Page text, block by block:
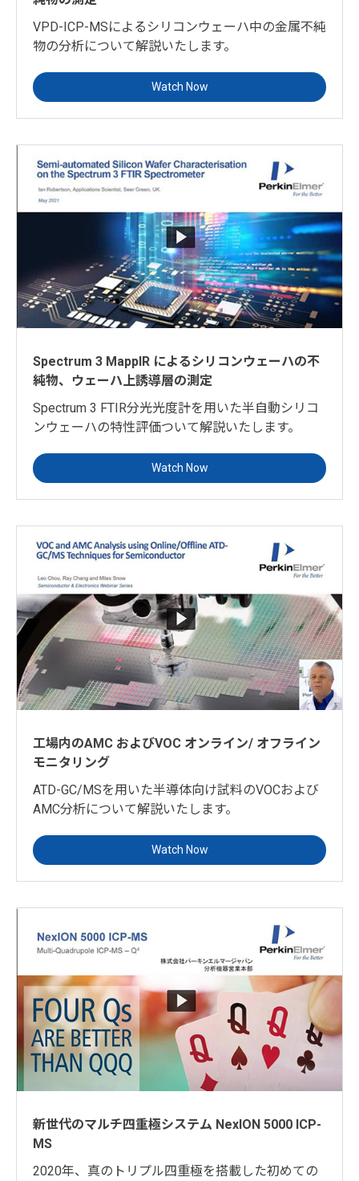
VPD-ICP-MSによるシリコンウェーハ中の金属不純
物の分析について解説いたします。
Watch Now
Spectrum 3 MappIR によるシリコンウェーハの不
純物、ウェーハ上誘導層の測定
Spectrum 3 FTIR分光光度計を用いた半自動シリコ
ンウェーハの特性評価ついて解説いたします。
Watch Now
工場内のAMC およびVOC オンライン/ オフライン
モニタリング
ATD-GC/MSを用いた半導体向け試料のVOCおよび
AMC分析について解説いたします。
Watch Now
新世代のマルチ四重極システム NexION 5000 ICP-
MS
2020年、真のトリプル四重極を搭載した初めての